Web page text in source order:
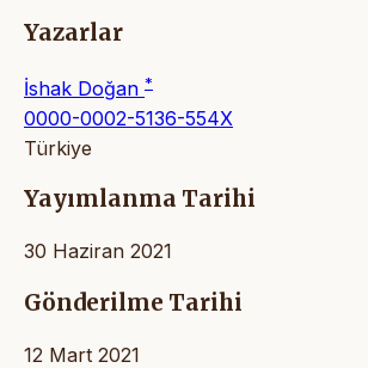
Yazarlar
İshak Doğan *
0000-0002-5136-554X
Türkiye
Yayımlanma Tarihi
30 Haziran 2021
Gönderilme Tarihi
12 Mart 2021